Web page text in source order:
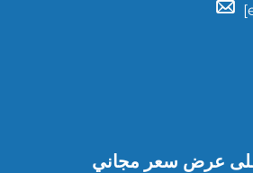
عرض سعر مجاني